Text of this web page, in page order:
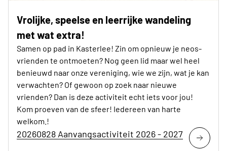
Vrolijke, speelse en leerrijke wandeling
met wat extra!
Samen op pad in Kasterlee! Zin om opnieuw je neos-
vrienden te ontmoeten? Nog geen lid maar wel heel
benieuwd naar onze vereniging, wie we zijn, wat je kan
verwachten? Of gewoon op zoek naar nieuwe
vrienden? Dan is deze activiteit echt iets voor jou!
Kom proeven van de sfeer! Iedereen van harte
welkom.!
20260828 Aanvangsactiviteit 2026 - 2027